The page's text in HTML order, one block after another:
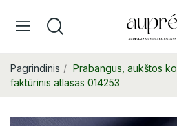
Pagrindinis
Prabangus, aukštos
faktūrinis atlasas 014253